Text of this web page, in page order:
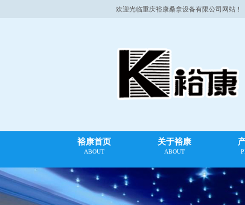
欢迎光临重庆裕康桑拿设备有限公司网站！
裕康首页
ABOUT
关于裕康
ABOUT